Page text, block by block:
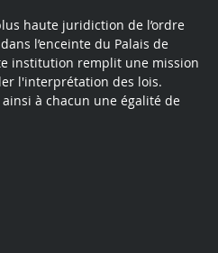
haute juridiction de l’ordre
l’enceinte du Palais de
institution remplit une mission
l'interprétation des lois.
à chacun une égalité de